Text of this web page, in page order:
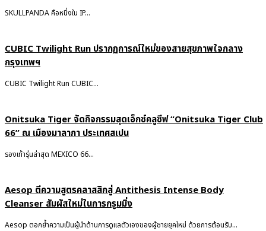
SKULLPANDA คือหนึ่งใน IP...
CUBIC Twilight Run ปรากฏการณ์ใหม่ของสายสุขภาพใจกลาง
กรุงเทพฯ
CUBIC Twilight Run CUBIC...
Onitsuka Tiger จัดกิจกรรมสุดเอ็กซ์คลูซีฟ “Onitsuka Tiger Club
66” ณ เมืองมาลากา ประเทศสเปน
รองเท้ารุ่นล่าสุด MEXICO 66...
Aesop ตีความสูตรคลาสสิกสู่ Antithesis Intense Body
Cleanser สัมผัสใหม่ในการกรูมมิ่ง
Aesop ตอกย้ำความเป็นผู้นำด้านการดูแลตัวเองของผู้ชายยุคใหม่ ด้วยการต้อนรับ...